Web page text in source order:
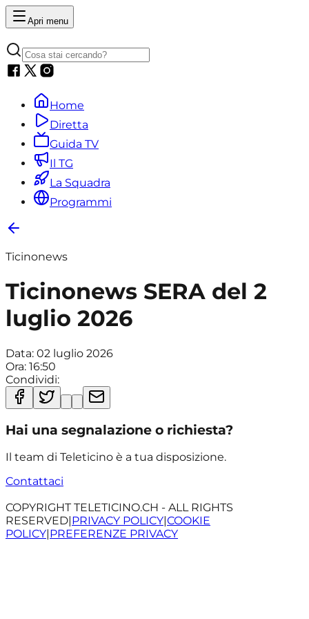
Apri menu
Home
Diretta
Guida TV
Il TG
La Squadra
Programmi
Ticinonews
Ticinonews SERA del 2
luglio 2026
Data: 02 luglio 2026
Ora: 16:50
Condividi:
Hai una segnalazione o richiesta?
Il team di Teleticino è a tua disposizione.
Contattaci
COPYRIGHT TELETICINO.CH - ALL RIGHTS
RESERVED|PRIVACY POLICY|COOKIE
POLICY|PREFERENZE PRIVACY